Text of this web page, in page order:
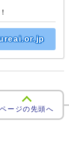
ページの先頭へ